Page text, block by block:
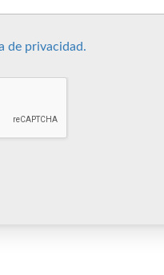
de privacidad.